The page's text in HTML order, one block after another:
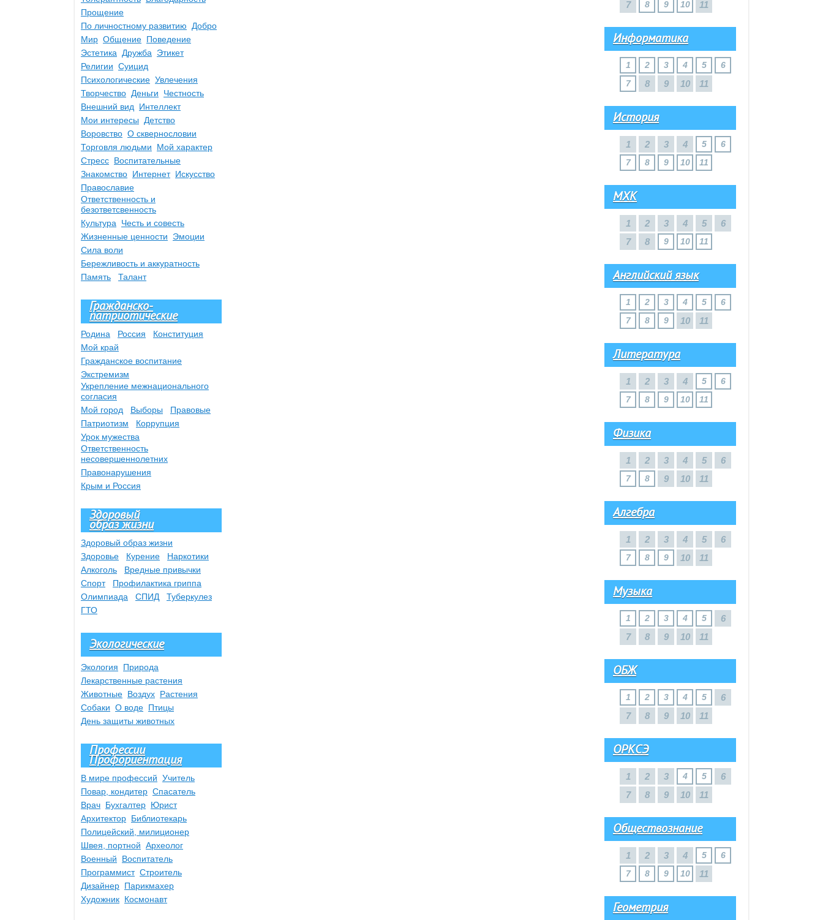
7
8 9 10 11
Информатика
1 2 3 4 5
6
7
8 9 10 11
История
1 2 3 4 5
6
7
8 9 10 11
МХК
1 2 3 4 5
6
7
8 9 10 11
Английский язык
1 2 3 4 5
6
7
8 9 10 11
Литература
1 2 3 4 5
6
7
8 9 10 11
Физика
1 2 3 4 5 6
7 8 9 10 11
Алгебра
1 2 3 4 5 6
7 8 9 10 11
Музыка
1 2 3 4 5
6
7
8 9 10 11
ОБЖ
1 2 3 4 5
6
7
8 9 10 11
ОРКСЭ
1 2 3 4 5
6
7
8 9 10 11
Обществознание
1 2 3 4 5
6
7
8 9 10 11
Геометрия
Прощение
По личностному развитию
Добро
Мир Общение Поведение
Эстетика
Дружба
Этикет
Религии Суицид
Психологические Увлечения
Творчество Деньги
Честность
Внешний вид
Интеллект
Мои интересы
Детство
Воровство О сквернословии
Торговля людьми
Мой характер
Стресс Воспитательные
Знакомство Интернет Искусство
Православие
Ответственность и
безответсвенность
Культура
Честь и совесть
Жизненные ценности
Эмоции
Сила воли
Бережливость и аккуратность
Память
Талант
Гражданско-
патриотические
Родина Россия
Конституция
Мой край
Гражданское воспитание
Экстремизм
Укрепление межнационального
согласия
Мой город
Выборы
Правовые
Патриотизм
Коррупция
Урок мужества
Ответственность
несовершеннолетних
Правонарушения
Крым и Россия
Здоровый
образ жизни
Здоровый образ жизни
Здоровье
Курение
Наркотики
Алкоголь
Вредные привычки
Спорт
Профилактика гриппа
Олимпиада
СПИД
Туберкулез
ГТО
Экологические
Экология
Природа
Лекарственные растения
Животные Воздух Растения
Собаки О воде Птицы
День защиты животных
Профессии
Профориентация
В мире профессий Учитель
Повар, кондитер Спасатель
Врач Бухгалтер Юрист
Архитектор Библиотекарь
Полицейский, милиционер
Швея, портной Археолог
Военный
Воспитатель
Программист Строитель
Дизайнер Парикмахер
Художник Космонавт